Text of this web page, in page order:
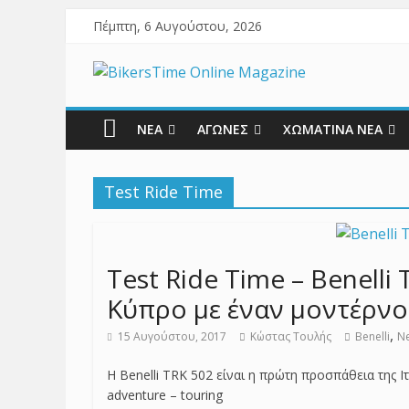
Πέμπτη, 6 Αυγούστου, 2026
ΝΕΑ ΑΓΩΝΕΣ ΧΩΜΑΤΙΝΑ ΝΕΑ
Test Ride Time
Test Ride Time – Benelli
Κύπρο με έναν
15 Αυγούστου, 2017 Κώστας Τουλής Benelli,
Η Benelli TRK 502 είναι η πρώτη προσπάθεια της
adventure – touring